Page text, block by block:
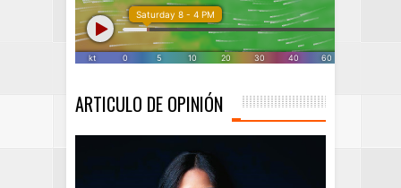
ARTICULO DE OPINIÓN